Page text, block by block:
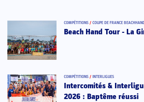
COMPÉTITIONS / COUPE DE FRANCE
Beach Hand Tour - La
COMPÉTITIONS / INTERLIGUES
Intercomités &
2026 : Baptême réussi